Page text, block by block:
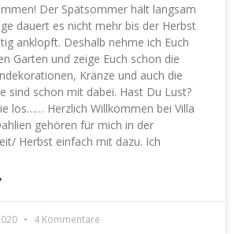
Der Spätsommer hält langsam
dauert es nicht mehr bis der Herbst
anklopft. Deshalb nehme ich Euch
Garten und zeige Euch schon die
Kränze und auch die
sind schon mit dabei. Hast Du Lust?
los…… Herzlich Willkommen bei Villa
gehören für mich in der
Herbst einfach mit dazu. Ich
4 Kommentare